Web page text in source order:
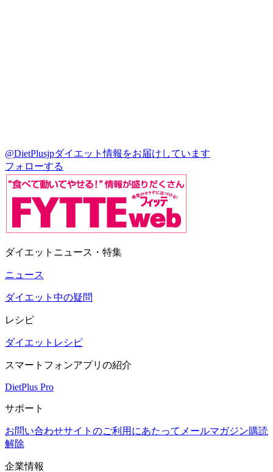
@DietPlusjpダイエット情報をお届けしています
フォローする
ダイエットニュース・特集
ニュース
ダイエット中の疑問
レシピ
ダイエットレシピ
スマートフォンアプリの紹介
DietPlus Pro
サポート
お問い合わせサイトのご利用にあたって メールマガジン購読
解除
企業情報